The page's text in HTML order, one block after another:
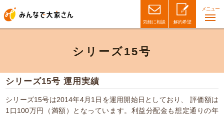
気軽に相談 解約希望
メニュー
シリーズ15号
シリーズ15号 運用実績
シリーズ15号は2014年4月1日を運用開始日としており、
評価額は
1口100万円（満額）となっています。利益分配金も想定通りの年